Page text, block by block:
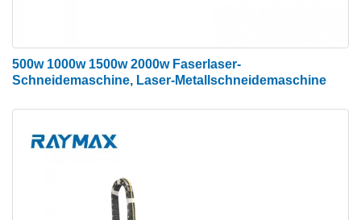
500w 1000w 1500w 2000w Faserlaser-
Schneidemaschine, Laser-Metallschneidemaschine